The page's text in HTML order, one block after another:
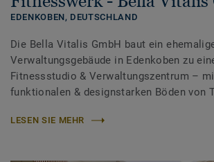
EDENKOBEN, DEUTSCHLAND
Die Bella Vitalis GmbH baut ein
Verwaltungsgebäude in Edenkoben zu
Fitnessstudio & Verwaltungszentrum –
funktionalen & designstarken Böden von
LESEN SIE MEHR